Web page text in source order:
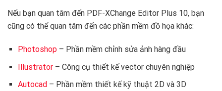
Nếu bạn quan tâm đến PDF-XChange Editor Plus 10, bạn
cũng có thể quan tâm đến các phần mềm đồ họa khác:
Photoshop– Phần mềm chỉnh sửa ảnh hàng đầu
Illustrator– Công cụ thiết kế vector chuyên nghiệp
Autocad – Phần mềm thiết kế kỹ thuật 2D và 3D